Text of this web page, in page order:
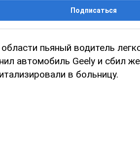
Подписаться
пьяный водитель
автомобиль Geely и сбил
в больницу.